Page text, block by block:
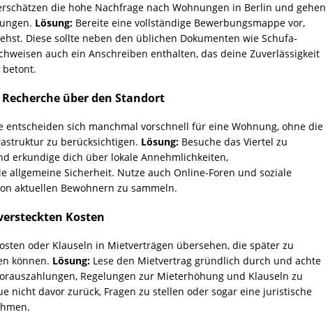
die hohe Nachfrage nach Wohnungen in Berlin und gehen
Lösung: Bereite eine vollständige Bewerbungsmappe vor,
Diese sollte neben den üblichen Dokumenten wie Schufa-
auch ein Anschreiben enthalten, das deine Zuverlässigkeit
über den Standort
entscheiden sich manchmal vorschnell für eine Wohnung, ohne die
zu berücksichtigen. Lösung: Besuche das Viertel zu
erkundige dich über lokale Annehmlichkeiten,
allgemeine Sicherheit. Nutze auch Online-Foren und soziale
aktuellen Bewohnern zu sammeln.
Kosten
oder Klauseln in Mietverträgen übersehen, die später zu
können. Lösung: Lese den Mietvertrag gründlich durch und achte
Regelungen zur Mieterhöhung und Klauseln zu
nicht davor zurück, Fragen zu stellen oder sogar eine juristische